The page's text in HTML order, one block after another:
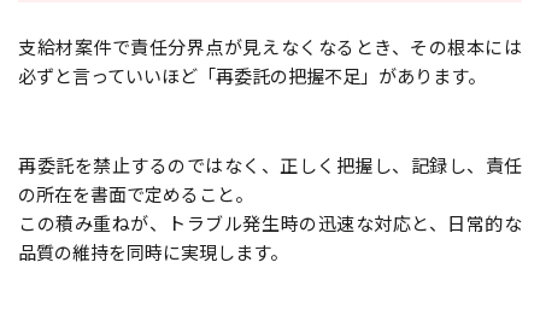
支給材案件で責任分界点が見えなくなるとき、その根本には
必ずと言っていいほど「再委託の把握不足」があります。
再委託を禁止するのではなく、正しく把握し、記録し、責任
の所在を書面で定めること。
この積み重ねが、トラブル発生時の迅速な対応と、日常的な
品質の維持を同時に実現します。